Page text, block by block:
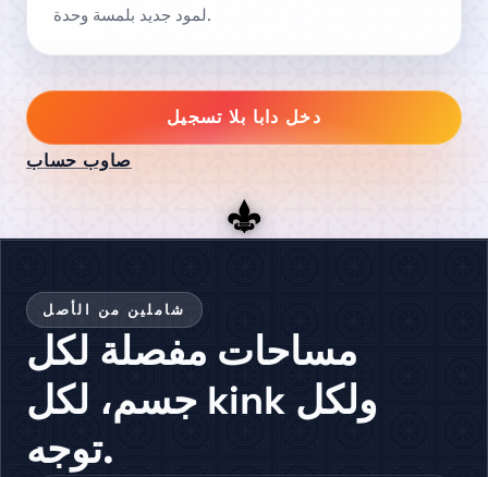
لمود جديد بلمسة وحدة.
دخل دابا بلا تسجيل
صاوب حساب
شاملين من الأصل
مساحات مفصلة لكل
جسم، لكل kink ولكل
توجه.